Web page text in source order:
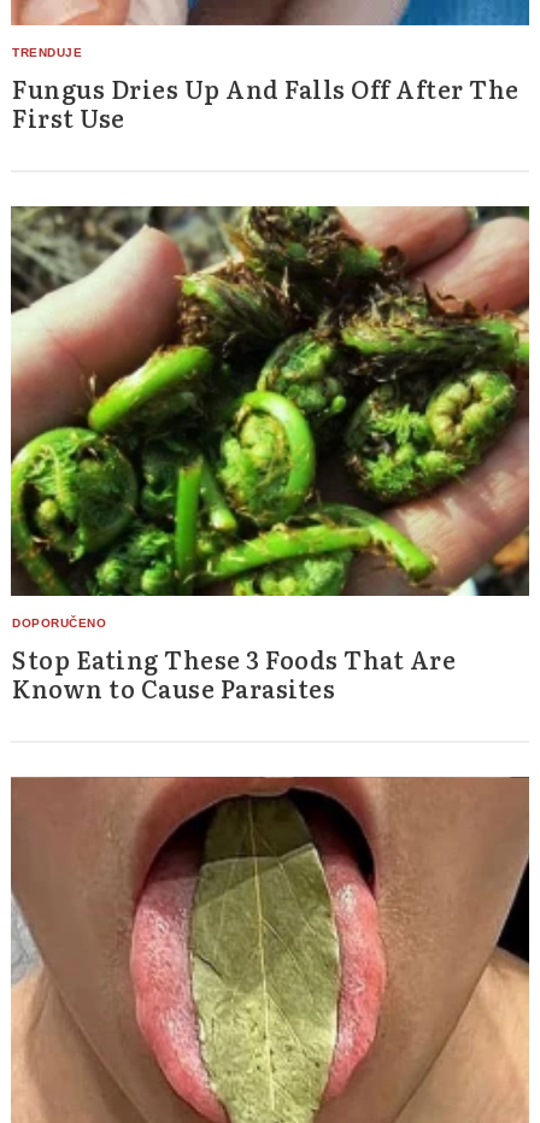
Fungus Dries Up And Falls Off After The
First Use
Stop Eating These 3 Foods That Are
Known to Cause Parasites